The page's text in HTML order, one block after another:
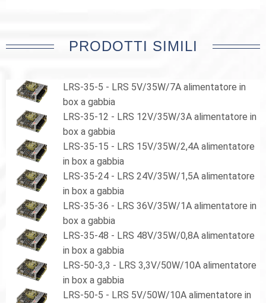
PRODOTTI SIMILI
LRS-35-5 - LRS 5V/35W/7A alimentatore in
box a gabbia
LRS-35-12 - LRS 12V/35W/3A alimentatore in
box a gabbia
LRS-35-15 - LRS 15V/35W/2,4A alimentatore
in box a gabbia
LRS-35-24 - LRS 24V/35W/1,5A alimentatore
in box a gabbia
LRS-35-36 - LRS 36V/35W/1A alimentatore in
box a gabbia
LRS-35-48 - LRS 48V/35W/0,8A alimentatore
in box a gabbia
LRS-50-3,3 - LRS 3,3V/50W/10A alimentatore
in box a gabbia
LRS-50-5 - LRS 5V/50W/10A alimentatore in